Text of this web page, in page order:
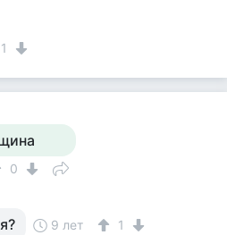
1
0
9 лет 1